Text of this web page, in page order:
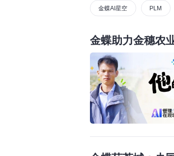
金蝶AI星空 PLM
金蝶助力金穗农